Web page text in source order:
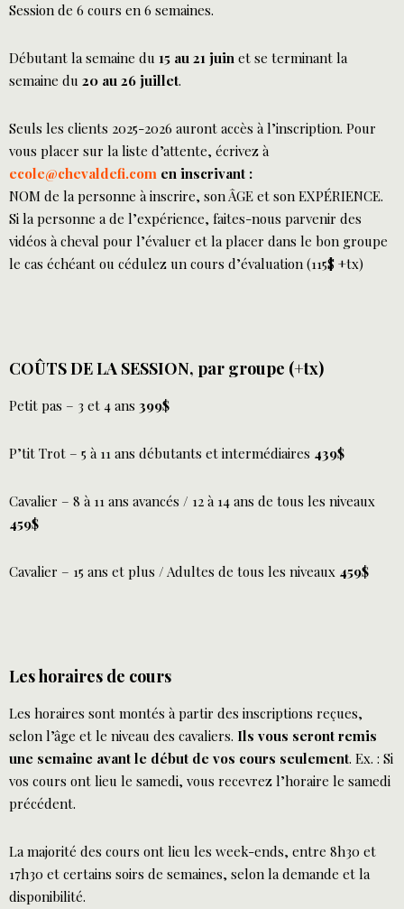
Session de 6 cours en 6 semaines.
Débutant la semaine du 15 au 21 juin et se terminant la
semaine du 20 au 26 juillet.
Seuls les clients 2025-2026 auront accès à l’inscription. Pour
vous placer sur la liste d’attente, écrivez à
ecole@chevaldefi.com en inscrivant :
NOM de la personne à inscrire, son ÂGE et son EXPÉRIENCE.
Si la personne a de l’expérience, faites-nous parvenir des
vidéos à cheval pour l’évaluer et la placer dans le bon groupe
le cas échéant ou cédulez un cours d’évaluation (115$ +tx)
COÛTS DE LA SESSION, par groupe (+tx)
Petit pas – 3 et 4 ans 399$
P’tit Trot – 5 à 11 ans débutants et intermédiaires 439$
Cavalier – 8 à 11 ans avancés / 12 à 14 ans de tous les niveaux
459$
Cavalier – 15 ans et plus / Adultes de tous les niveaux 459$
Les horaires de cours
Les horaires sont montés à partir des inscriptions reçues,
selon l’âge et le niveau des cavaliers. Ils vous seront remis
une semaine avant le début de vos cours seulement. Ex. : Si
vos cours ont lieu le samedi, vous recevrez l’horaire le samedi
précédent.
La majorité des cours ont lieu les week-ends, entre 8h30 et
17h30 et certains soirs de semaines, selon la demande et la
disponibilité.